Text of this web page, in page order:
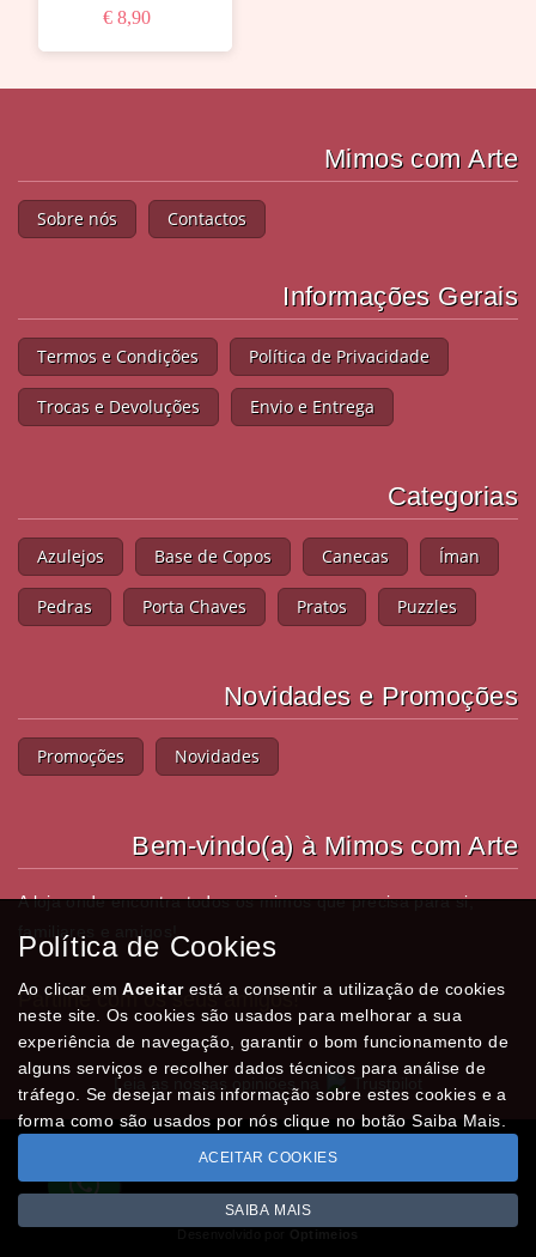
€ 8,90
Mimos com Arte
Sobre nós Contactos
Informações Gerais
Termos e Condições Política de Privacidade
Trocas e Devoluções Envio e Entrega
Categorias
Azulejos Base de Copos Canecas Íman
Pedras Porta Chaves Pratos Puzzles
Novidades e Promoções
Promoções Novidades
Bem-vindo(a) à Mimos com Arte
A loja onde encontra todos os mimos que precisa para si,
familiares e amigos!
Partilhe com os seus amigos!
Leia as nossas opiniões na Trustpilot
Todos os valores incluem IVA à taxa em vigor
Copyright © MIMOSCOMARTE.pt 2026
Política de Cookies
Ao clicar emAceitarestá a consentir a utilização de cookies
neste site. Os cookies são usados para melhorar a sua
experiência de navegação, garantir o bom funcionamento de
alguns serviços e recolher dados técnicos para análise de
tráfego. Se desejar mais informação sobre estes cookies e a
forma como são usados por nós clique no botão Saiba Mais.
ACEITAR COOKIES
SAIBA MAIS